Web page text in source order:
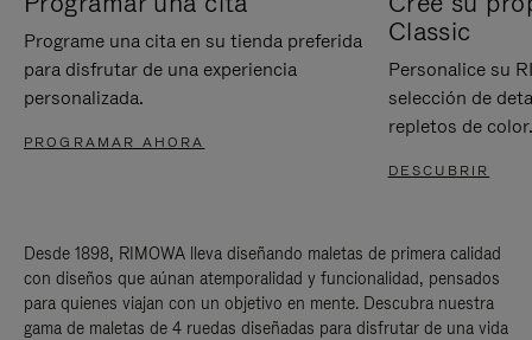
Programe una cita en su tienda preferida
para disfrutar de una experiencia
personalizada.
PROGRAMAR AHORA
Classic
Personalice su
selección de
repletos de color.
DESCUBRIR
Desde 1898, RIMOWA lleva diseñando maletas de primera calidad
con diseños que aúnan atemporalidad y funcionalidad, pensados
para quienes viajan con un objetivo en mente. Descubra nuestra
gama de maletas de 4 ruedas diseñadas para disfrutar de una vida